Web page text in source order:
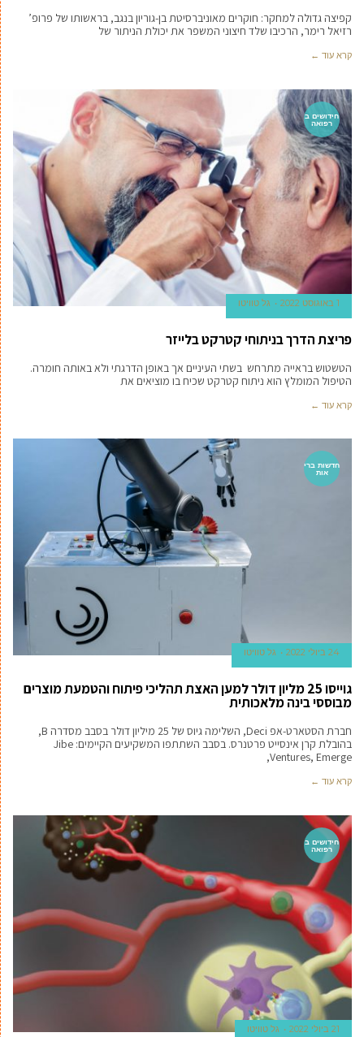
קפיצה גדולה למחקר: חוקרים מאוניברסיטת בן-גוריון בנגב, בראשותו של פרופ’
רזיאל רימר, הרכיבו שלד חיצוני המשפר את יכולת הניתור של
קרא עוד ←
חידושים ב
רפואה
1 באוגוסט 2022 גל טוויטו
פריצת הדרך בניתוחי קטרקט בלייזר
הטשטוש בראייה מתרחש בשתי העיניים אך באופן הדרגתי ולא באותה חומרה.
הטיפול המומלץ הוא ניתוח קטרקט שכיח בו מוציאים את
קרא עוד ←
חדשות ברי
אות
24 ביולי 2022 גל טוויטו
גוייסו 25 מליון דולר למען האצת תהליכי פיתוח והטמעת מוצרים
מבוססי בינה מלאכותית
חברת הסטארט-אפ Deci, השלימה גיוס של 25 מיליון דולר בסבב מסדרה B,
בהובלת קרן אינסייט פרטנרס. בסבב השתתפו המשקיעים הקיימים: Jibe
Ventures, Emerge,
קרא עוד ←
חידושים ב
רפואה
21 ביולי 2022 גל טוויטו